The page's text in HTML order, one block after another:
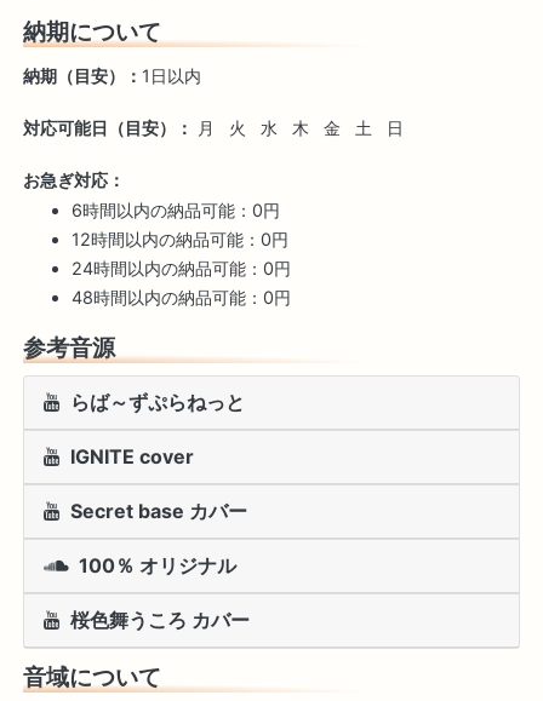
納期について
納期（目安）： 1日以内
対応可能日（目安）： 月 火 水 木 金 土 日
お急ぎ対応：
6時間以内の納品可能：0円
12時間以内の納品可能：0円
24時間以内の納品可能：0円
48時間以内の納品可能：0円
参考音源
らば～ずぷらねっと
IGNITE cover
Secret base カバー
100％ オリジナル
桜色舞うころ カバー
音域について